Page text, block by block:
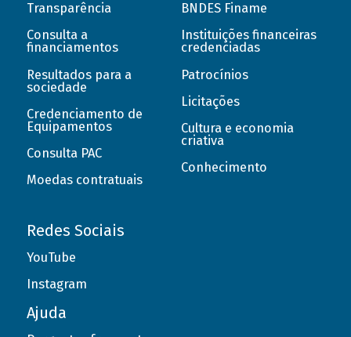
Transparência
Consulta a
financiamentos
Resultados para a
sociedade
Credenciamento de
Equipamentos
Consulta PAC
Moedas contratuais
BNDES Finame
Instituições financeiras
credenciadas
Patrocínios
Licitações
Cultura e economia
criativa
Conhecimento
Redes Sociais
YouTube
Instagram
Ajuda